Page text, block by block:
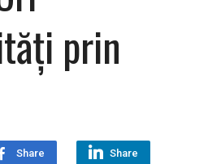
prin
Share Share